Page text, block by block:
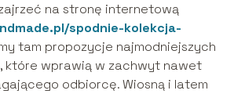
na stronę internetową
spodnie-kolekcja-
tam propozycje najmodniejszych
które wprawią w zachwyt nawet
odbiorcę. Wiosną i latem